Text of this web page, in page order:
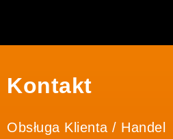
Kontakt
Obsługa Klienta / Handel